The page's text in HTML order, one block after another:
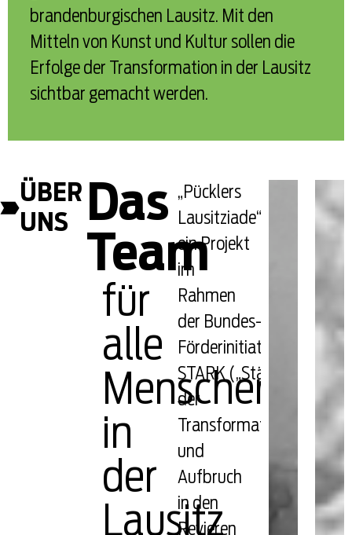
brandenburgischen Lausitz. Mit den
Mitteln von Kunst und Kultur sollen die
Erfolge der Transformation in der Lausitz
sichtbar gemacht werden.
ÜBER
UNS
Das
Team
für
alle
Menschen
in
der
Lausitz
„Pücklers
Lausitziade“
ein Projekt
im
Rahmen
der Bundes-
Förderinitiative
STARK („Stärkung
der
und
Aufbruch
in den
Revieren